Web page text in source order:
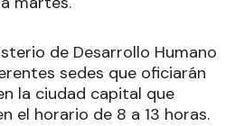
de Desarrollo Humano
sedes que oficiarán
la ciudad capital que
el horario de 8 a 13 horas.